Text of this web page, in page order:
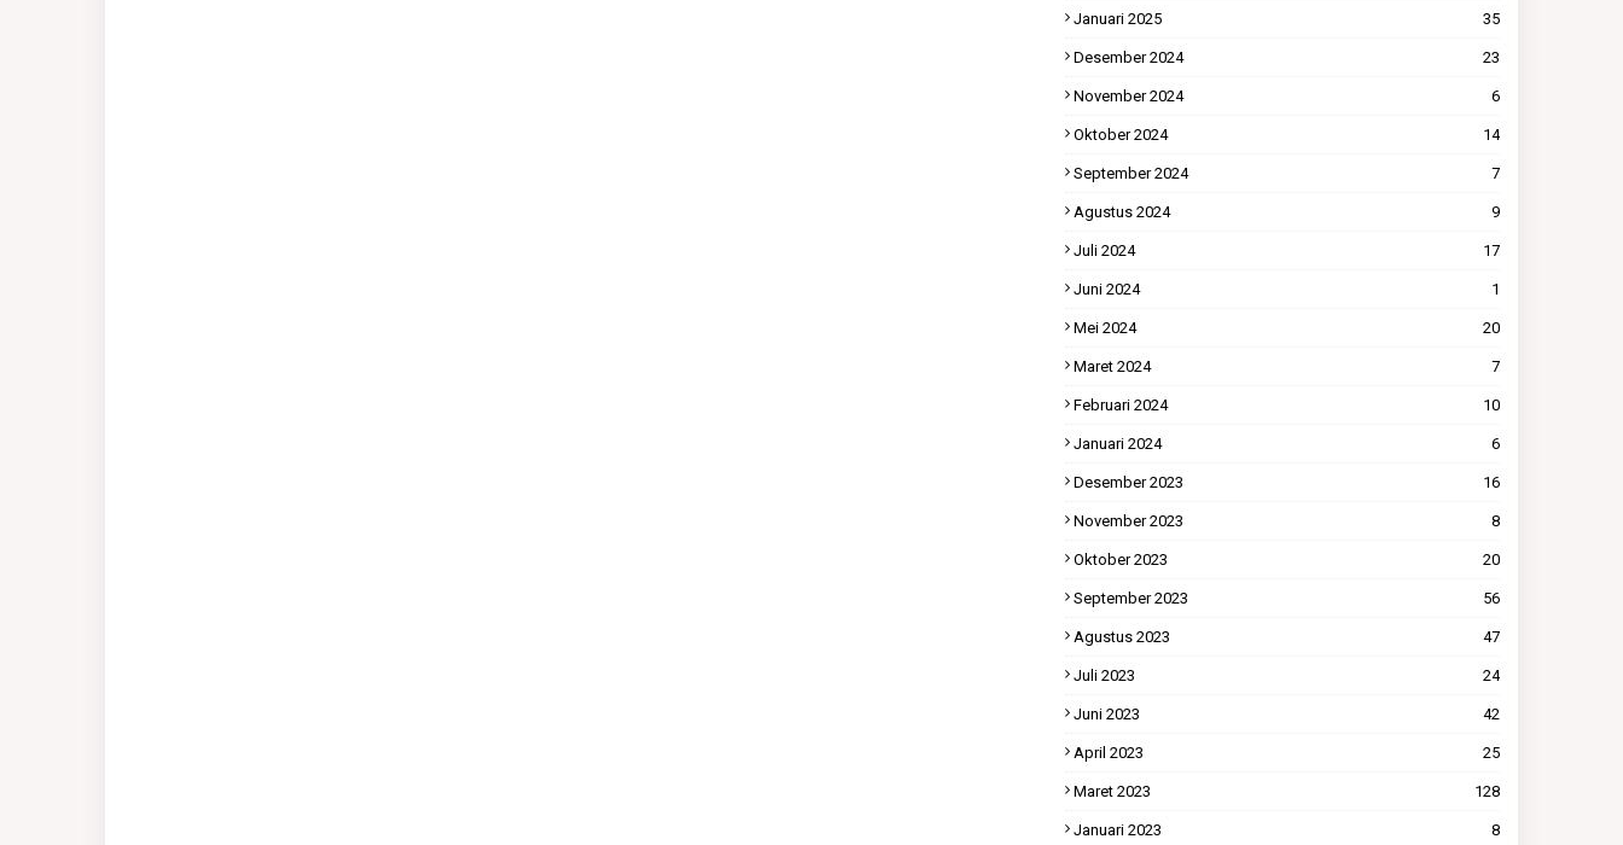
Januari 2025 35
Desember 2024 23
November 2024 6
Oktober 2024 14
September 2024 7
Agustus 2024 9
Juli 2024 17
Juni 2024 1
Mei 2024 20
Maret 2024 7
Februari 2024 10
Januari 2024 6
Desember 2023 16
November 2023 8
Oktober 2023 20
September 2023 56
Agustus 2023 47
Juli 2023 24
Juni 2023 42
April 2023 25
Maret 2023 128
Januari 2023 8